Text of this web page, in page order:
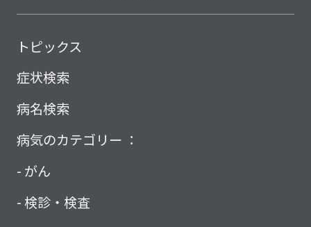
トピックス
症状検索
病名検索
病気のカテゴリー ：
がん
検診・検査